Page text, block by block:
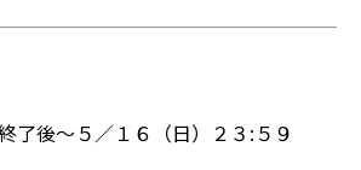
了後～５／１６（日）２３:５９